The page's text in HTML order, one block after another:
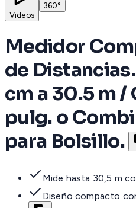
Videos
360°
Medidor
de
cm a 30.5 m /
pulg. o
para Bolsillo.
Mide hasta 30,5 m
Diseño compacto